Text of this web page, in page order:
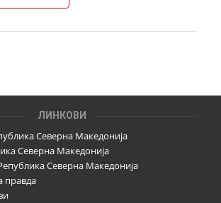
ЛИНКОВИ
Северна Македонија
Северна Македонија
Северна Македонија
правда